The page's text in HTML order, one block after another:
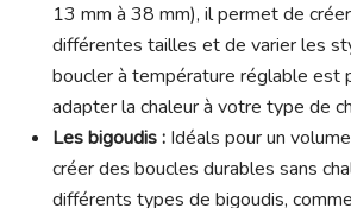
13 mm à 38 mm), il permet de
différentes tailles et de varier les
boucler à température réglable est
adapter la chaleur à votre type de
Les bigoudis : Idéals pour un
créer des boucles durables sans
différents types de bigoudis,